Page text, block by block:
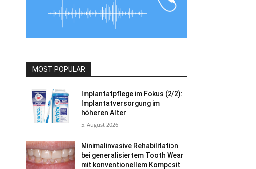
MOST POPULAR
Implantatpflege im Fokus (2/2):
Implantatversorgung im
höheren Alter
5. August 2026
Minimalinvasive Rehabilitation
bei generalisiertem Tooth Wear
mit konventionellem Komposit